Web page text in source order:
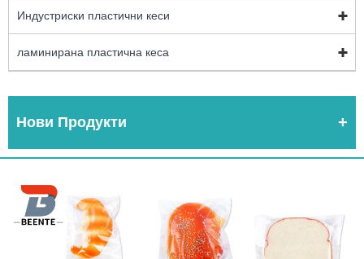
Индустриски пластични кеси
ламинирана пластична кеса
Нови Продукти